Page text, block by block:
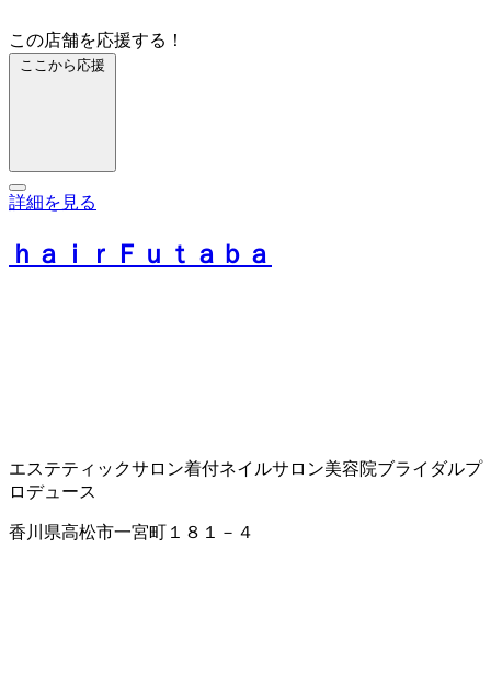
この店舗を応援する！
ここから応援
詳細を見る
ｈａｉｒＦｕｔａｂａ
エステティックサロン着付ネイルサロン美容院ブライダルプ
ロデュース
香川県高松市一宮町１８１－４